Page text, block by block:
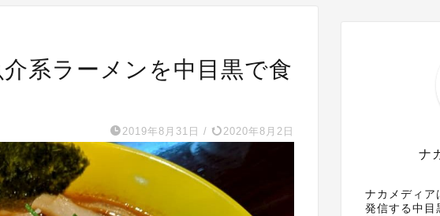
介系ラーメンを中目黒で食
2019年8月31日 / 2020年8月2日
ナ
ナカメディア
発信する中目